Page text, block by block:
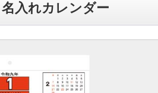
入れカレンダー